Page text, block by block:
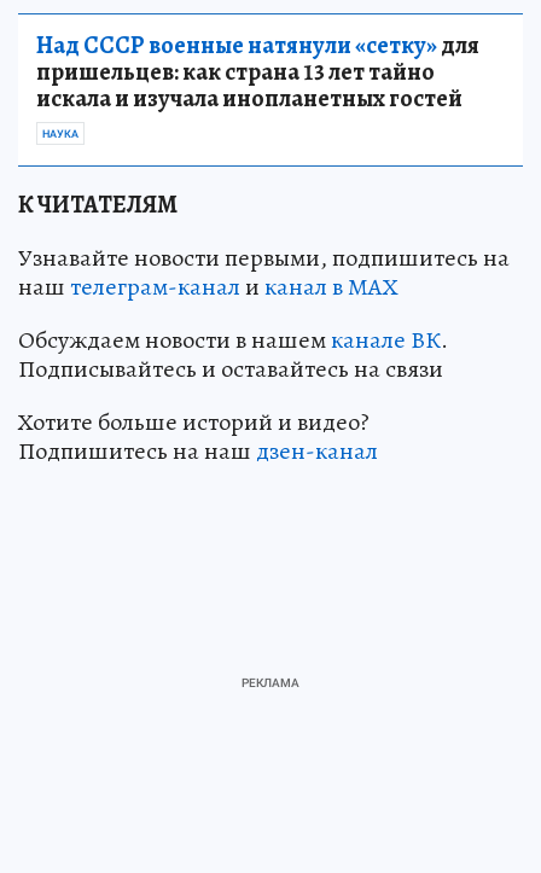
Над СССР военные натянули «сетку»для
пришельцев: как страна 13 лет тайно
искала и изучала инопланетных гостей
НАУКА
К ЧИТАТЕЛЯМ
Узнавайте новости первыми, подпишитесь на
наштелеграм-каналиканал в МАХ
Обсуждаем новости в нашемканале ВК.
Подписывайтесь и оставайтесь на связи
Хотите больше историй и видео?
Подпишитесь на наш дзен-канал